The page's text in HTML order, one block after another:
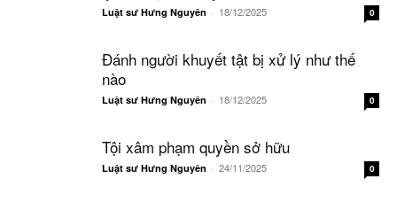
Luật sư Hưng Nguyên - 18/12/2025 0
Đánh người khuyết tật bị xử lý như thế
nào
Luật sư Hưng Nguyên - 18/12/2025 0
Tội xâm phạm quyền sở hữu
Luật sư Hưng Nguyên - 24/11/2025 0